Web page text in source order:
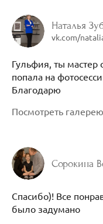
Наталья
vk.com/
Гульфия, ты мастер
попала на
Благодарю
Посмотреть галерею
Сорокина
Спасибо)! Все
было задумано